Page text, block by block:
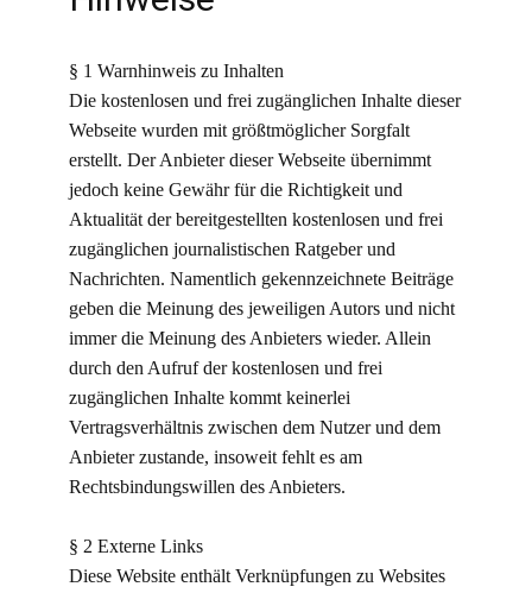
§ 1 Warnhinweis zu Inhalten
Die kostenlosen und frei zugänglichen Inhalte dieser
Webseite wurden mit größtmöglicher Sorgfalt
erstellt. Der Anbieter dieser Webseite übernimmt
jedoch keine Gewähr für die Richtigkeit und
Aktualität der bereitgestellten kostenlosen und frei
zugänglichen journalistischen Ratgeber und
Nachrichten. Namentlich gekennzeichnete Beiträge
geben die Meinung des jeweiligen Autors und nicht
immer die Meinung des Anbieters wieder. Allein
durch den Aufruf der kostenlosen und frei
zugänglichen Inhalte kommt keinerlei
Vertragsverhältnis zwischen dem Nutzer und dem
Anbieter zustande, insoweit fehlt es am
Rechtsbindungswillen des Anbieters.
§ 2 Externe Links
Diese Website enthält Verknüpfungen zu Websites